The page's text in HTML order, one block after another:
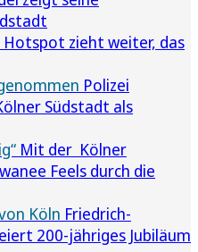
Hotspot zieht weiter, das
Polizei
Südstadt als
Mit der Kölner
Feels durch die
Köln Friedrich-
200-jähriges Jubiläum